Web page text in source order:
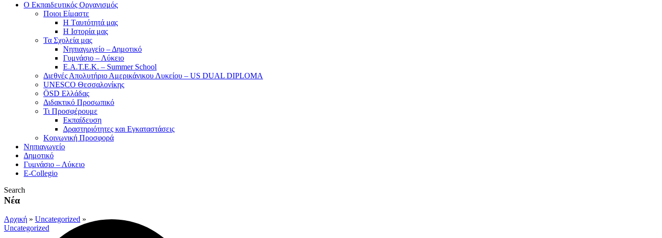
Ο Εκπαιδευτικός Οργανισμός
Ποιοι Είμαστε
Η Tαυτότητά μας
Η Ιστορία μας
Τα Σχολεία μας
Νηπιαγωγείο – Δημοτικό
Γυμνάσιο – Λύκειο
Ε.Α.Τ.Ε.Κ. – Summer School
Διεθνές Απολυτήριο Αμερικάνικου Λυκείου – US DUAL DIPLOMA
UNESCO Θεσσαλονίκης
ÖSD Ελλάδας
Διδακτικό Προσωπικό
Τι Προσφέρουμε
Eκπαίδευση
Δραστηριότητες και Εγκαταστάσεις
Κοινωνική Προσφορά
Νηπιαγωγείο
Δημοτικό
Γυμνάσιο – Λύκειο
E-Collegio
Search
Νέα
Αρχική » Uncategorized »
Uncategorized